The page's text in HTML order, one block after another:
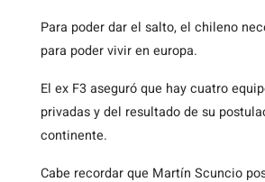
Para poder dar el salto, el chileno
para poder vivir en europa.
El ex F3 aseguró que hay cuatro
privadas y del resultado de su
continente.
Cabe recordar que Martín Scuncio